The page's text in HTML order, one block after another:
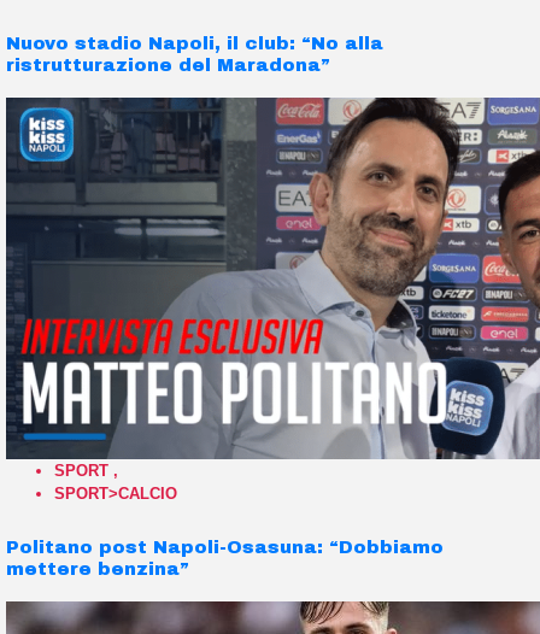
Nuovo stadio Napoli, il club: “No alla
ristrutturazione del Maradona”
SPORT ,
SPORT>CALCIO
Politano post Napoli-Osasuna: “Dobbiamo
mettere benzina”